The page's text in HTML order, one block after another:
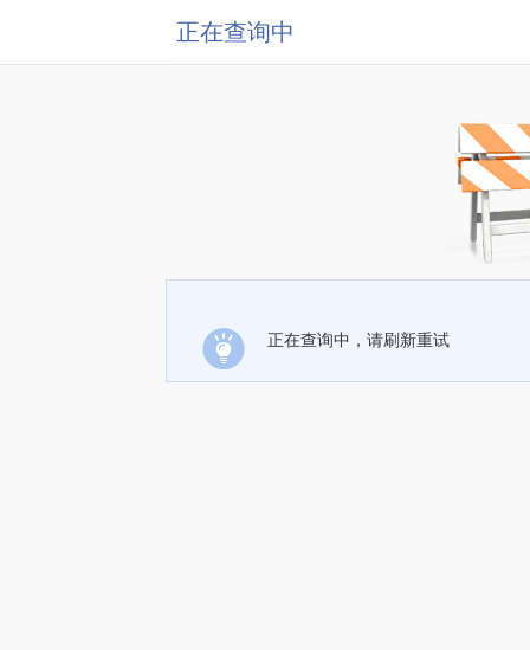
正在查询中
正在查询中，请刷新重试